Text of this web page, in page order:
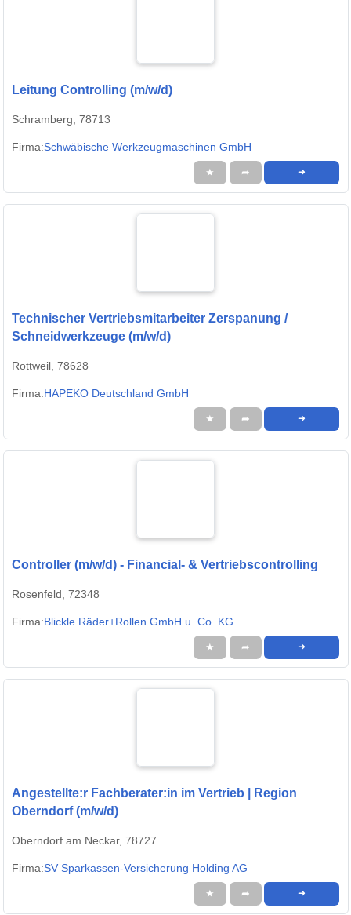
Leitung Controlling (m/w/d)
Schramberg, 78713
Firma:Schwäbische Werkzeugmaschinen GmbH
★ ➦ ➜
Technischer Vertriebsmitarbeiter Zerspanung /
Schneidwerkzeuge (m/w/d)
Rottweil, 78628
Firma:HAPEKO Deutschland GmbH
★ ➦ ➜
Controller (m/w/d) - Financial- & Vertriebscontrolling
Rosenfeld, 72348
Firma:Blickle Räder+Rollen GmbH u. Co. KG
★ ➦ ➜
Angestellte:r Fachberater:in im Vertrieb | Region
Oberndorf (m/w/d)
Oberndorf am Neckar, 78727
Firma:SV Sparkassen-Versicherung Holding AG
★ ➦ ➜